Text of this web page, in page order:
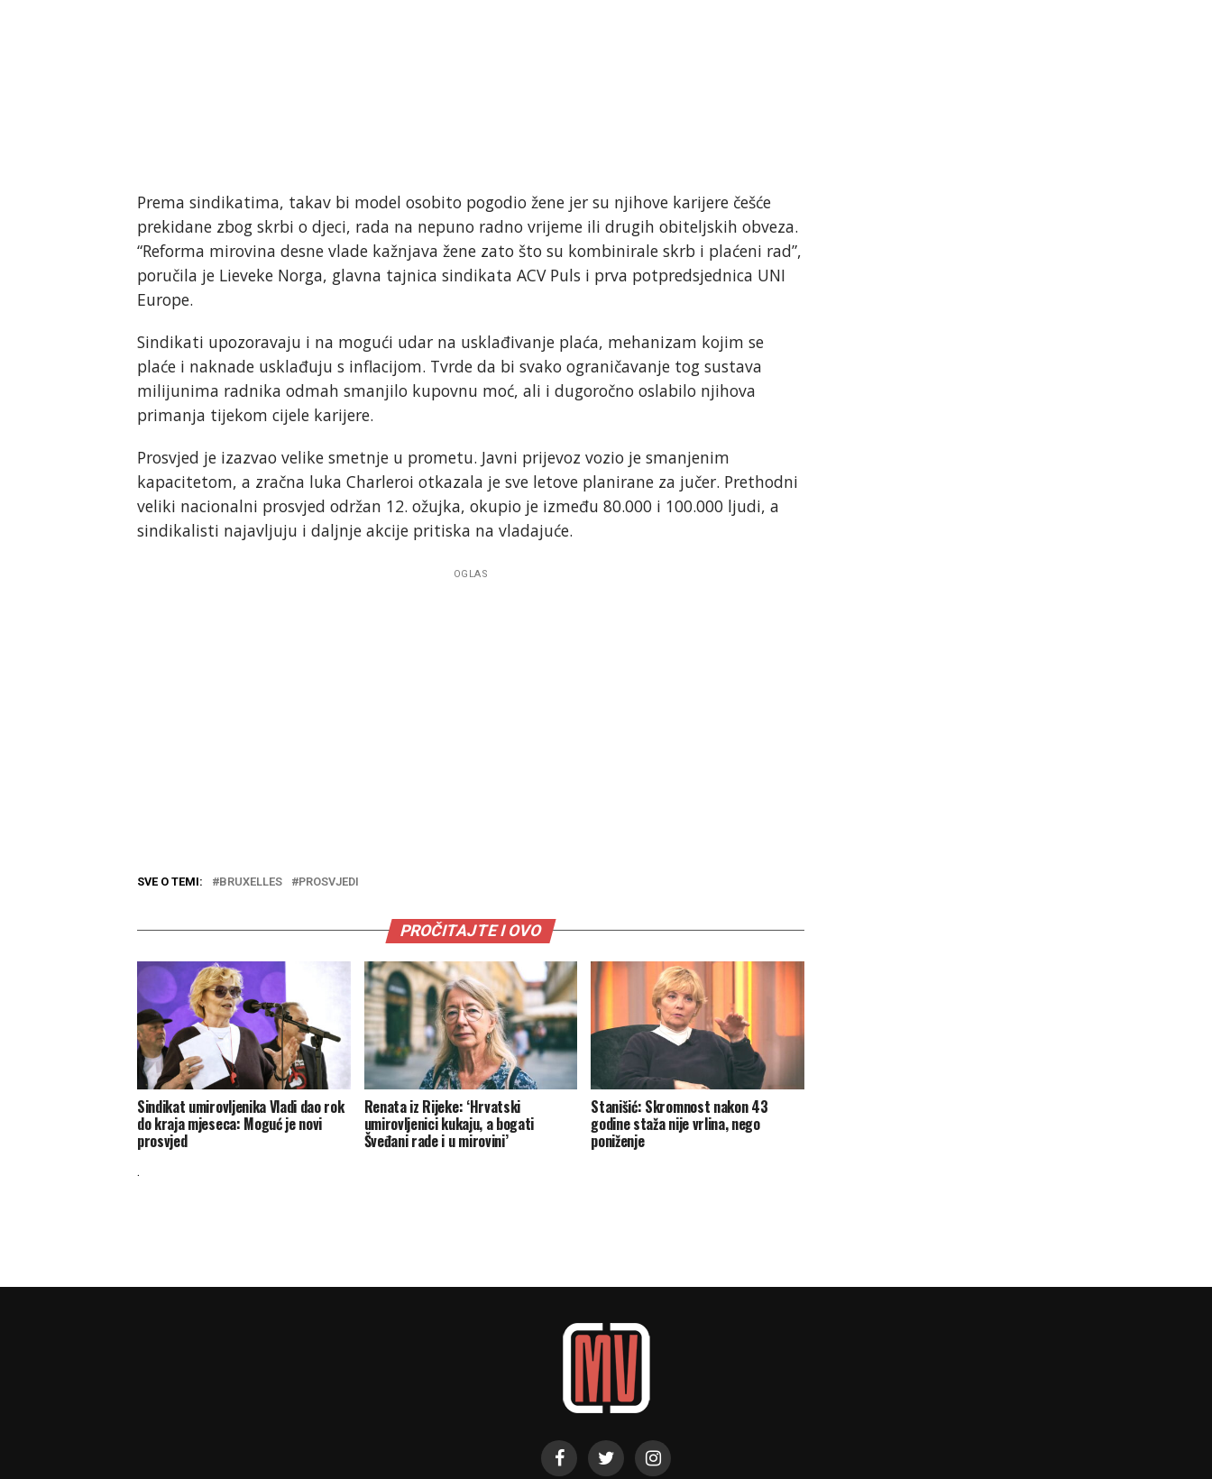
Prema sindikatima, takav bi model osobito pogodio žene jer su njihove karijere češće
prekidane zbog skrbi o djeci, rada na nepuno radno vrijeme ili drugih obiteljskih obveza.
“Reforma mirovina desne vlade kažnjava žene zato što su kombinirale skrb i plaćeni rad”,
poručila je Lieveke Norga, glavna tajnica sindikata ACV Puls i prva potpredsjednica UNI
Europe.
Sindikati upozoravaju i na mogući udar na usklađivanje plaća, mehanizam kojim se
plaće i naknade usklađuju s inflacijom. Tvrde da bi svako ograničavanje tog sustava
milijunima radnika odmah smanjilo kupovnu moć, ali i dugoročno oslabilo njihova
primanja tijekom cijele karijere.
Prosvjed je izazvao velike smetnje u prometu. Javni prijevoz vozio je smanjenim
kapacitetom, a zračna luka Charleroi otkazala je sve letove planirane za jučer. Prethodni
veliki nacionalni prosvjed održan 12. ožujka, okupio je između 80.000 i 100.000 ljudi, a
sindikalisti najavljuju i daljnje akcije pritiska na vladajuće.
OGLAS
SVE O TEMI: BRUXELLES PROSVJEDI
PROČITAJTE I OVO
Sindikat umirovljenika Vladi dao rok
do kraja mjeseca: Moguć je novi
prosvjed
Renata iz Rijeke: ‘Hrvatski
umirovljenici kukaju, a bogati
Šveđani rade i u mirovini’
Stanišić: Skromnost nakon 43
godine staža nije vrlina, nego
poniženje
.